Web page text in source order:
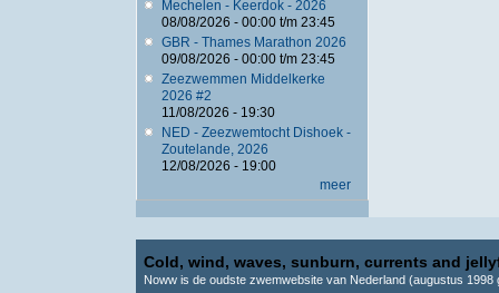
Mechelen - Keerdok - 2026
08/08/2026 - 00:00t/m 23:45
GBR - Thames Marathon 2026
09/08/2026 - 00:00t/m 23:45
Zeezwemmen Middelkerke
2026 #2
11/08/2026 - 19:30
NED - Zeezwemtocht Dishoek -
Zoutelande, 2026
12/08/2026 - 19:00
meer
Cold, wind, waves, sunburn, currents and
Noww is de oudste zwemwebsite van Nederland (augustus 1998